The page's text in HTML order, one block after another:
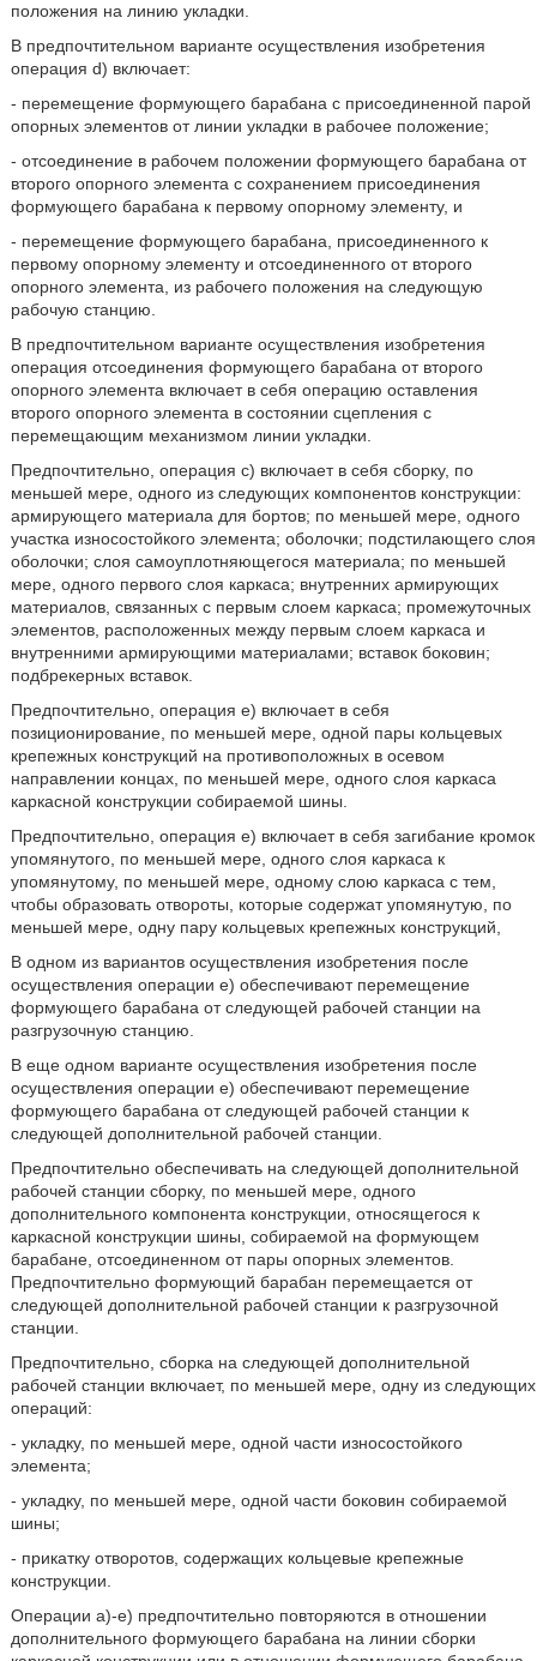
положения на линию укладки.
В предпочтительном варианте осуществления изобретения
операция d) включает:
- перемещение формующего барабана с присоединенной парой
опорных элементов от линии укладки в рабочее положение;
- отсоединение в рабочем положении формующего барабана от
второго опорного элемента с сохранением присоединения
формующего барабана к первому опорному элементу, и
- перемещение формующего барабана, присоединенного к
первому опорному элементу и отсоединенного от второго
опорного элемента, из рабочего положения на следующую
рабочую станцию.
В предпочтительном варианте осуществления изобретения
операция отсоединения формующего барабана от второго
опорного элемента включает в себя операцию оставления
второго опорного элемента в состоянии сцепления с
перемещающим механизмом линии укладки.
Предпочтительно, операция с) включает в себя сборку, по
меньшей мере, одного из следующих компонентов конструкции:
армирующего материала для бортов; по меньшей мере, одного
участка износостойкого элемента; оболочки; подстилающего слоя
оболочки; слоя самоуплотняющегося материала; по меньшей
мере, одного первого слоя каркаса; внутренних армирующих
материалов, связанных с первым слоем каркаса; промежуточных
элементов, расположенных между первым слоем каркаса и
внутренними армирующими материалами; вставок боковин;
подбрекерных вставок.
Предпочтительно, операция е) включает в себя
позиционирование, по меньшей мере, одной пары кольцевых
крепежных конструкций на противоположных в осевом
направлении концах, по меньшей мере, одного слоя каркаса
каркасной конструкции собираемой шины.
Предпочтительно, операция е) включает в себя загибание кромок
упомянутого, по меньшей мере, одного слоя каркаса к
упомянутому, по меньшей мере, одному слою каркаса с тем,
чтобы образовать отвороты, которые содержат упомянутую, по
меньшей мере, одну пару кольцевых крепежных конструкций,
В одном из вариантов осуществления изобретения после
осуществления операции е) обеспечивают перемещение
формующего барабана от следующей рабочей станции на
разгрузочную станцию.
В еще одном варианте осуществления изобретения после
осуществления операции е) обеспечивают перемещение
формующего барабана от следующей рабочей станции к
следующей дополнительной рабочей станции.
Предпочтительно обеспечивать на следующей дополнительной
рабочей станции сборку, по меньшей мере, одного
дополнительного компонента конструкции, относящегося к
каркасной конструкции шины, собираемой на формующем
барабане, отсоединенном от пары опорных элементов.
Предпочтительно формующий барабан перемещается от
следующей дополнительной рабочей станции к разгрузочной
станции.
Предпочтительно, сборка на следующей дополнительной
рабочей станции включает, по меньшей мере, одну из следующих
операций:
- укладку, по меньшей мере, одной части износостойкого
элемента;
- укладку, по меньшей мере, одной части боковин собираемой
шины;
- прикатку отворотов, содержащих кольцевые крепежные
конструкции.
Операции а)-е) предпочтительно повторяются в отношении
дополнительного формующего барабана на линии сборки